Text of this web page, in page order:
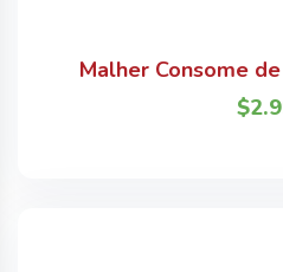
Malher Consome
$